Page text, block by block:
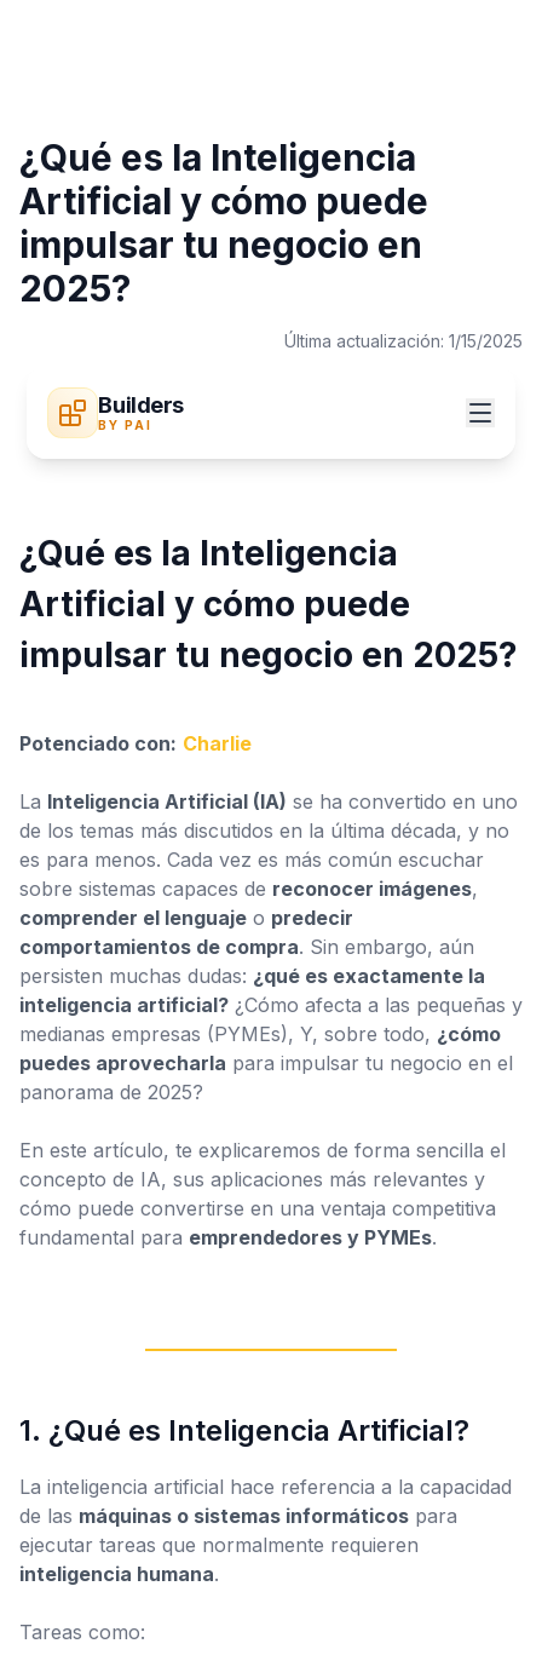
Builders
BY PAI
¿Qué es la Inteligencia
Artificial y cómo puede
impulsar tu negocio en
2025?
Última actualización: 1/15/2025
¿Qué es la Inteligencia
Artificial y cómo puede
impulsar tu negocio en 2025?
Potenciado con: Charlie
La Inteligencia Artificial (IA) se ha convertido en uno
de los temas más discutidos en la última década, y no
es para menos. Cada vez es más común escuchar
sobre sistemas capaces de reconocer imágenes,
comprender el lenguaje o predecir
comportamientos de compra. Sin embargo, aún
persisten muchas dudas: ¿qué es exactamente la
inteligencia artificial? ¿Cómo afecta a las pequeñas y
medianas empresas (PYMEs), Y, sobre todo, ¿cómo
puedes aprovecharla para impulsar tu negocio en el
panorama de 2025?
En este artículo, te explicaremos de forma sencilla el
concepto de IA, sus aplicaciones más relevantes y
cómo puede convertirse en una ventaja competitiva
fundamental para emprendedores y PYMEs.
1. ¿Qué es Inteligencia Artificial?
La inteligencia artificial hace referencia a la capacidad
de las máquinas o sistemas informáticos para
ejecutar tareas que normalmente requieren
inteligencia humana.
Tareas como: